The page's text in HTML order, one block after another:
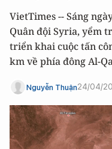
VietTimes -- Sáng
Quân đội Syria, yểm
triển khai cuộc tấn
km về phía đông Al-
Nguyễn Thuận24/04/